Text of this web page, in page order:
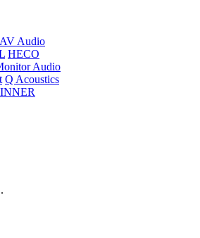
Audio
HECO
Audio
Q Acoustics